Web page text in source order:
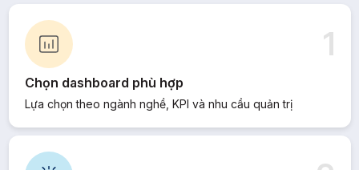
1
Chọn dashboard phù hợp
Lựa chọn theo ngành nghề, KPI và nhu cầu quản trị